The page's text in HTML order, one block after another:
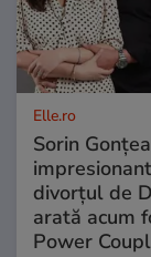
Elle.ro
Sorin
divorțul de
arată acum
Power